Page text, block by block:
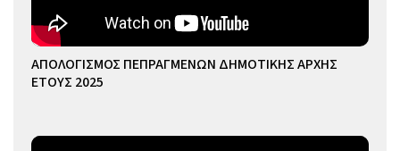
ΑΠΟΛΟΓΙΣΜΟΣ ΠΕΠΡΑΓΜΕΝΩΝ ΔΗΜΟΤΙΚΗΣ ΑΡΧΗΣ
ΕΤΟΥΣ 2025